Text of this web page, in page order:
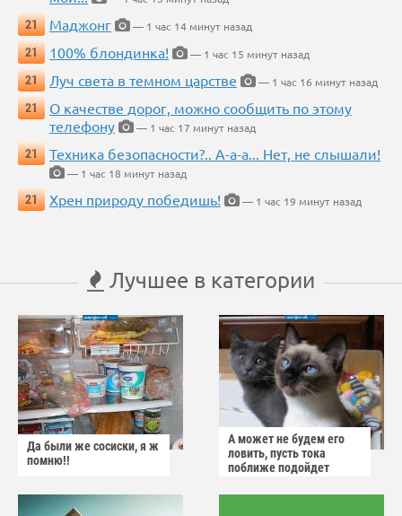
21
Маджонг
— 1 час 14 минут назад
21
100% блондинка!
— 1 час 15 минут назад
21
Луч света в темном царстве
— 1 час 16 минут назад
21
О качестве дорог, можно сообщить по этому
телефону
— 1 час 17 минут назад
21
Техника безопасности?.. А-а-а... Нет, не слышали!
— 1 час 18 минут назад
21
Хрен природу победишь! — 1 час 19 минут назад
Лучшее в категории
Да были же сосиски, я ж
помню!!
А может не будем его
ловить, пусть тока
поближе подойдет